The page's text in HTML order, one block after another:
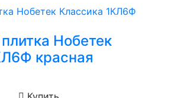
Нобетек
красная